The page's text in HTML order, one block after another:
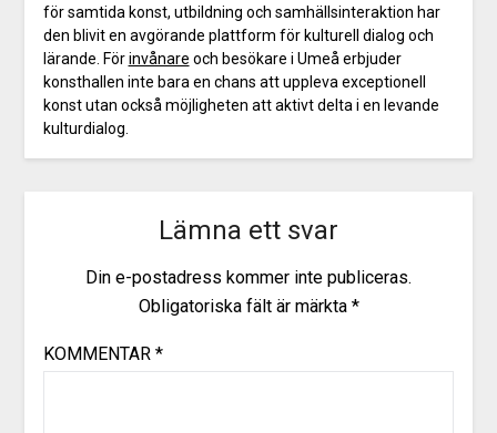
för samtida konst, utbildning och samhällsinteraktion har
den blivit en avgörande plattform för kulturell dialog och
lärande. Förinvånare och besökare i Umeå erbjuder
konsthallen inte bara en chans att uppleva exceptionell
konst utan också möjligheten att aktivt delta i en levande
kulturdialog.
Lämna ett svar
Din e-postadress kommer inte publiceras.
Obligatoriska fält är märkta *
KOMMENTAR *